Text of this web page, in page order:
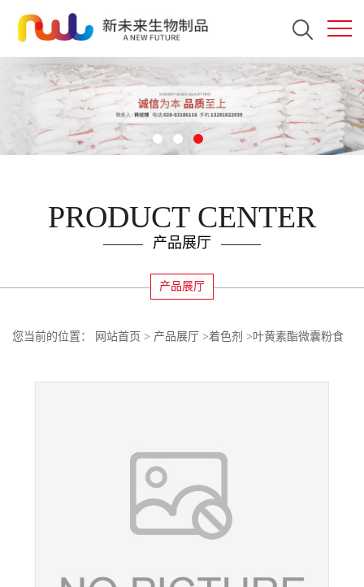
PRODUCT CENTER
产品展厅
产品展厅
您当前的位置： 网站首页 > 产品展厅 >着色剂 >叶黄素酯微囊粉食